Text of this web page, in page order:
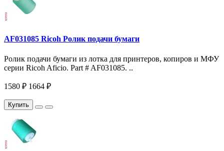
AF031085 Ricoh Ролик подачи бумаги
Ролик подачи бумаги из лотка для принтеров, копиров и МФУ
серии Ricoh Aficio. Part # AF031085. ..
1580 ₽ 1664 ₽
Купить